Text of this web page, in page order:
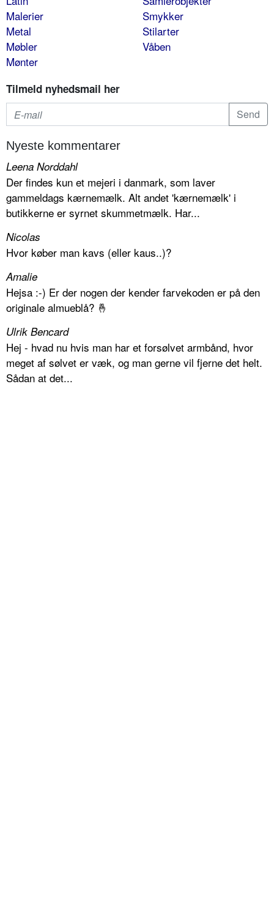
Malerier
Metal
Møbler
Mønter
Smykker
Stilarter
Våben
Tilmeld nyhedsmail her
Nyeste kommentarer
Leena Norddahl
Der findes kun et mejeri i danmark, som laver
gammeldags kærnemælk. Alt andet 'kærnemælk' i
butikkerne er syrnet skummetmælk. Har...
Nicolas
Hvor køber man kavs (eller kaus..)?
Amalie
Hejsa :-) Er der nogen der kender farvekoden er på den
originale almueblå? 🤞
Ulrik Bencard
Hej - hvad nu hvis man har et forsølvet armbånd, hvor
meget af sølvet er væk, og man gerne vil fjerne det helt.
Sådan at det...